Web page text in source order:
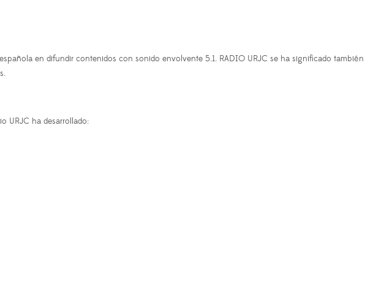
en difundir contenidos con sonido envolvente 5.1. RADIO URJC se ha significado también
URJC ha desarrollado: